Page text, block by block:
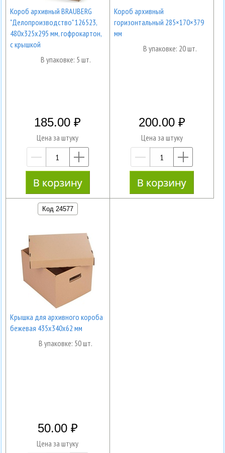
Короб архивный BRAUBERG
"Делопроизводство" 126523,
480х325х295 мм, гофрокартон,
с крышкой
В упаковке: 5 шт.
185.00
Цена за штуку
—
Короб архивный
горизонтальный 285×170×379
мм
В упаковке: 20 шт.
200.00
Цена за штуку
—
Код 24577
Крышка для архивного короба
бежевая 435х340х62 мм
В упаковке: 50 шт.
50.00
Цена за штуку